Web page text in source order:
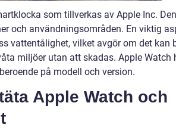
som tillverkas av Apple Inc.
och användningsområden. En viktig
vattentålighet, vilket avgör om det kan
miljöer utan att skadas. Apple Watch
på modell och version.
Apple Watch och